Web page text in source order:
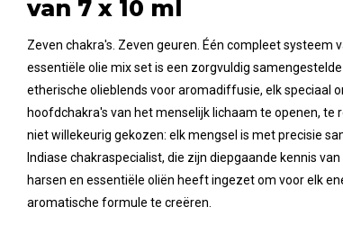
van 7 x 10 ml
Zeven chakra's. Zeven geuren. Één compleet systeem
essentiële olie mix set is een zorgvuldig
etherische olieblends voor aromadiffusie, elk speciaal
hoofdchakra's van het menselijk lichaam te openen, te
niet willekeurig gekozen: elk mengsel is met precisie
Indiase chakraspecialist, die zijn diepgaande kennis
harsen en essentiële oliën heeft ingezet om voor elk
aromatische formule te creëren.